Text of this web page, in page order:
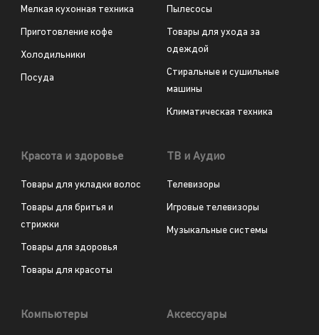
Мелкая кухонная техника
Приготовление кофе
Холодильники
Посуда
Пылесосы
Товары для ухода за
одеждой
Стиральные и сушильные
машины
Климатическая техника
Красота и здоровье
Товары для укладки волос
Товары для бритья и
стрижки
Товары для здоровья
Товары для красоты
ТВ и Аудио
Телевизоры
Игровые телевизоры
Музыкальные системы
Компьютеры Аксессуары